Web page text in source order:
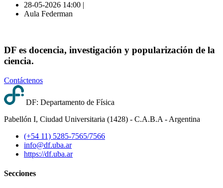
28-05-2026 14:00 |
Aula Federman
DF es docencia, investigación y popularización de la
ciencia.
Contáctenos
DF: Departamento de Física
Pabellón I, Ciudad Universitaria (1428) - C.A.B.A - Argentina
(+54 11) 5285-7565/7566
info@df.uba.ar
https://df.uba.ar
Secciones